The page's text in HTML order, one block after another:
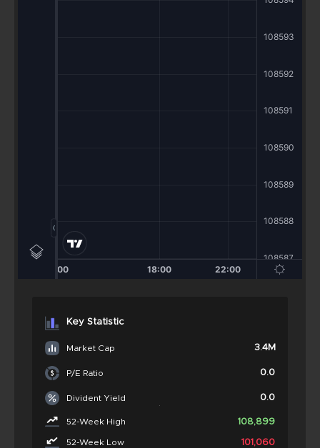
Key Statistic
Market Cap 3.4M
P/E Ratio 0.0
Divident Yield 0.0
52-Week High 108,899
52-Week Low 101,060